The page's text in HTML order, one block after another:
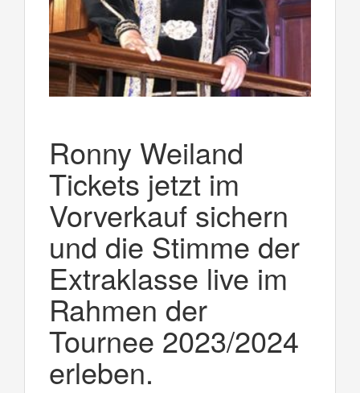
Ronny Weiland
Tickets jetzt im
Vorverkauf sichern
und die Stimme der
Extraklasse live im
Rahmen der
Tournee 2023/2024
erleben.